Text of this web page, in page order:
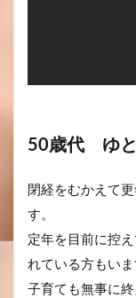
50歳代 ゆと
閉経をむかえて
す。
定年を目前に控
れている方もいま
子育ても無事に